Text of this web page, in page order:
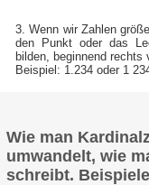
3. Wenn wir Zahlen
den Punkt oder das
bilden, beginnend rechts
Beispiel: 1.234 oder 1
Wie man
umwandelt, wie
schreibt. Beispiele